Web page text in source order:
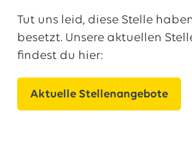
Tut uns leid, diese Stelle
besetzt. Unsere aktuellen
findest du hier:
Aktuelle Stellenangebote